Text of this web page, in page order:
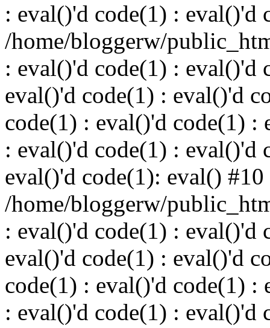
: eval()'d code(1) : eval()'d
/home/bloggerw/
: eval()'d code(1) : eval()'d
eval()'d code(1) : eval()'d
code(1) : eval()'d code(1) :
: eval()'d code(1) : eval()'d
eval()'d code(1): eval() #10
/home/bloggerw/
: eval()'d code(1) : eval()'d
eval()'d code(1) : eval()'d
code(1) : eval()'d code(1) :
: eval()'d code(1) : eval()'d